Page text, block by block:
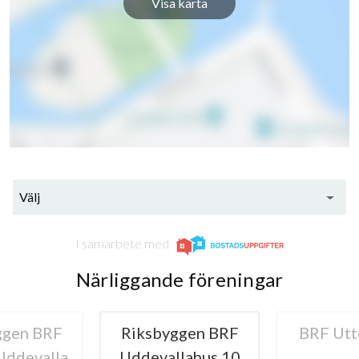
Visa karta
Välj
I samarbete med
Närliggande föreningar
BRF
BRF Uttern nr 1
HSB